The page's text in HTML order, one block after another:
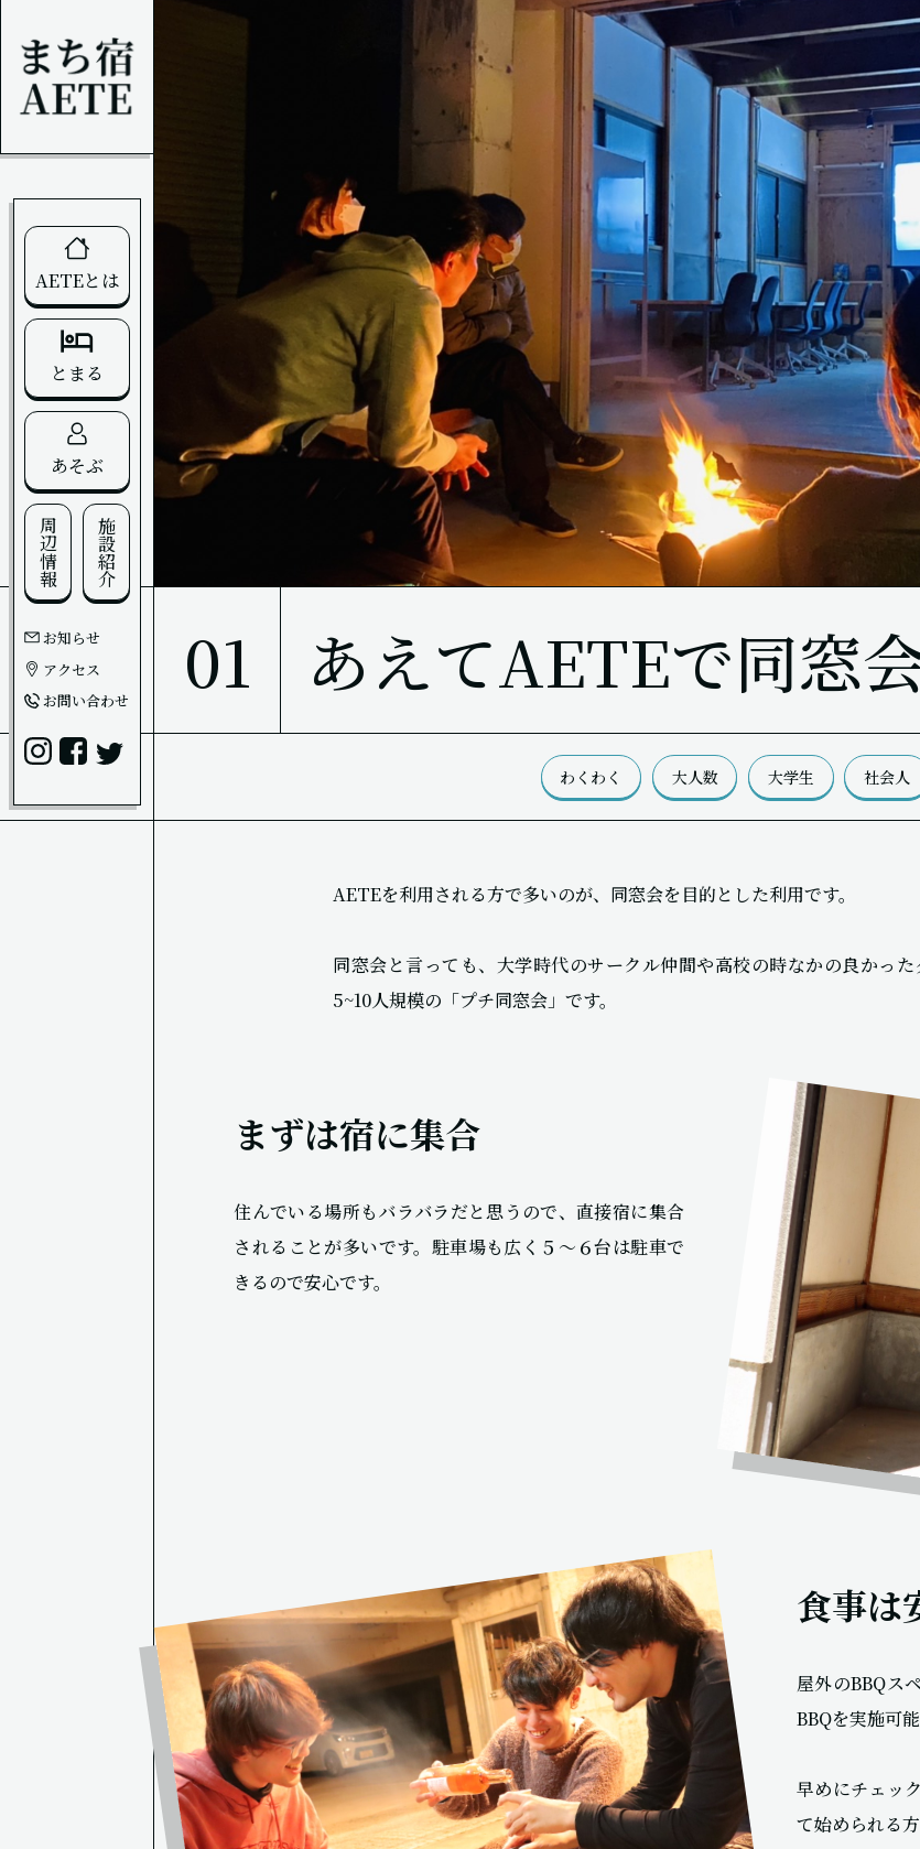
AETEとは
とまる
あそぶ
周辺情報 施設紹介
お知らせ
アクセス
お問い合わせ
01 あえてAETEで同窓
わくわく 大人数 大学生 社会人
AETEを利用される方で多いのが、同窓会を目的とした利用です。
同窓会と言っても、大学時代のサークル仲間や高校の時なかの良かっ
5~10人規模の「プチ同窓会」です。
まずは宿に集合
住んでいる場所もバラバラだと思うので、直接宿に集合
されることが多いです。駐車場も広く５〜６台は駐車で
きるので安心です。
食事は
屋外のBBQス
BBQを実施可能
早めにチェッ
て始められる方